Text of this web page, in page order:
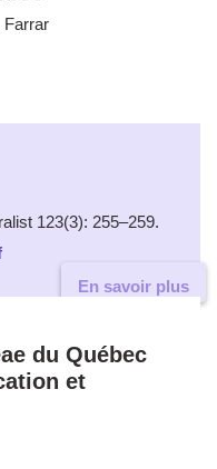
Farrar
123(3): 255–259.
En savoir plus
du Québec
et